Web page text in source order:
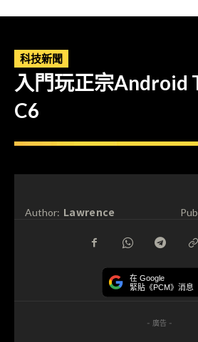
科技新聞
入門玩正宗Android
C6
Author: Lawrence
在 Google
緊貼《PCM》消息
- 廣告 -